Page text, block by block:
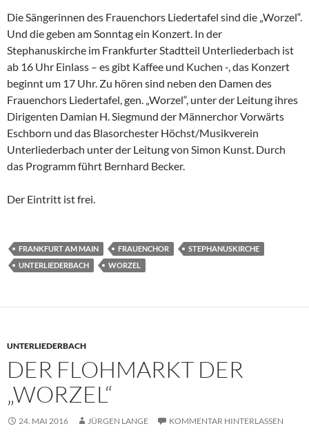
Die Sängerinnen des Frauenchors Liedertafel sind die „Worzel“.
Und die geben am Sonntag ein Konzert. In der
Stephanuskirche im Frankfurter Stadtteil Unterliederbach ist
ab 16 Uhr Einlass – es gibt Kaffee und Kuchen -, das Konzert
beginnt um 17 Uhr. Zu hören sind neben den Damen des
Frauenchors Liedertafel, gen. „Worzel“, unter der Leitung ihres
Dirigenten Damian H. Siegmund der Männerchor Vorwärts
Eschborn und das Blasorchester Höchst/Musikverein
Unterliederbach unter der Leitung von Simon Kunst. Durch
das Programm führt Bernhard Becker.
Der Eintritt ist frei.
FRANKFURT AM MAIN FRAUENCHOR
STEPHANUSKIRCHE
UNTERLIEDERBACH
WORZEL
UNTERLIEDERBACH
DER FLOHMARKT DER
„WORZEL“
24. MAI 2016 JÜRGEN LANGE KOMMENTAR HINTERLASSEN